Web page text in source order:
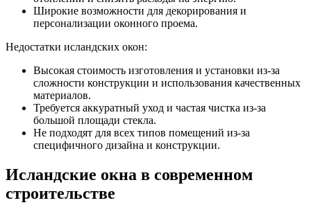
Широкие возможности для декорирования и
персонализации оконного проема.
Недостатки исландских окон:
Высокая стоимость изготовления и установки из-за
сложности конструкции и использования качественных
материалов.
Требуется аккуратный уход и частая чистка из-за
большой площади стекла.
Не подходят для всех типов помещений из-за
специфичного дизайна и конструкции.
Исландские окна в современном
строительстве